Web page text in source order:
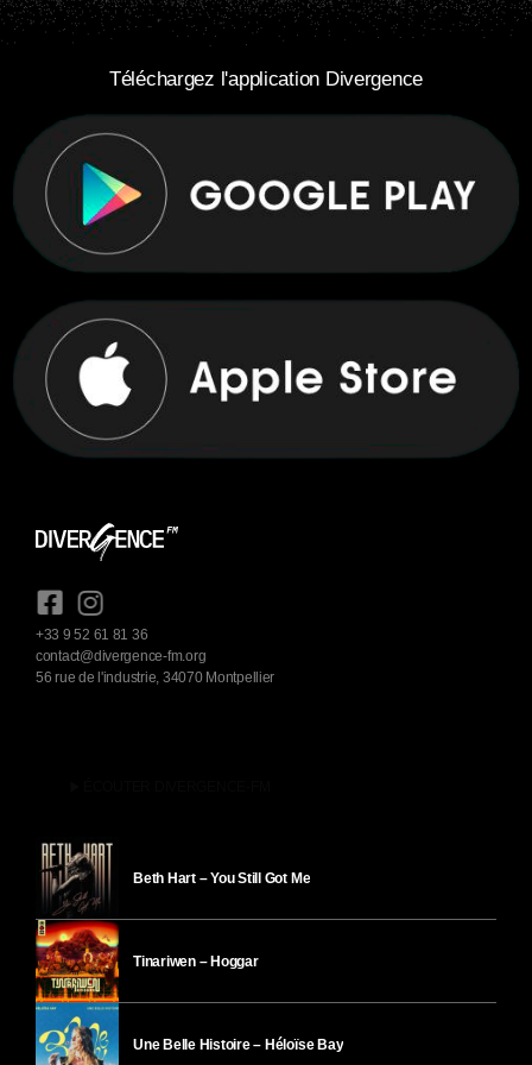
Téléchargez l'application Divergence
+33 9 52 61 81 36
contact@divergence-fm.org
56 rue de l'industrie, 34070 Montpellier
Beth Hart – You Still Got Me
Tinariwen – Hoggar
Une Belle Histoire – Héloïse Bay